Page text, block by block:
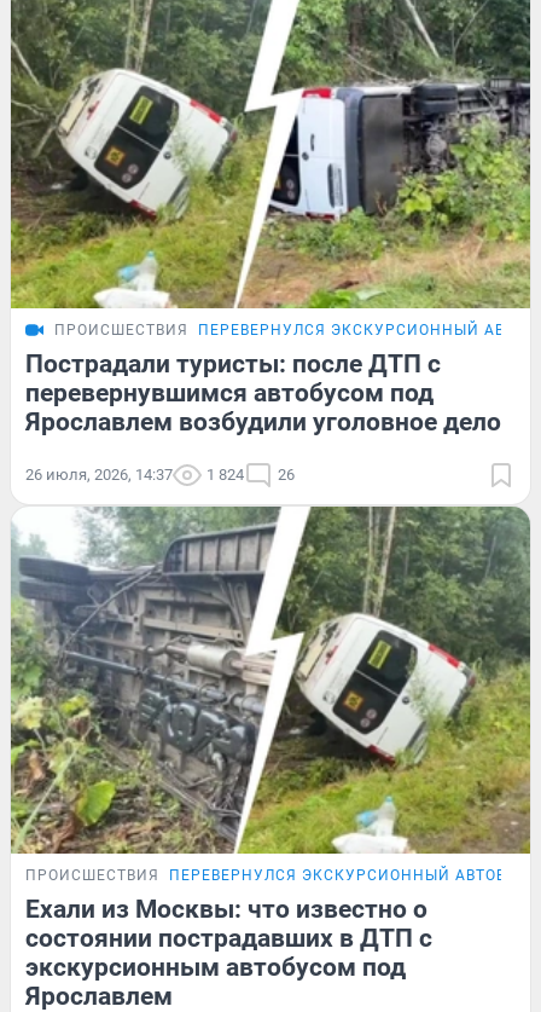
ПРОИСШЕСТВИЯ ПЕРЕВЕРНУЛСЯ ЭКСКУРСИОННЫЙ
Пострадали туристы: после ДТП с
перевернувшимся автобусом под
Ярославлем возбудили уголовное дело
26 июля, 2026, 14:37 1 824 26
ПРОИСШЕСТВИЯ ПЕРЕВЕРНУЛСЯ ЭКСКУРСИОННЫЙ АВТОБУС
Ехали из Москвы: что известно о
состоянии пострадавших в ДТП с
экскурсионным автобусом под
Ярославлем